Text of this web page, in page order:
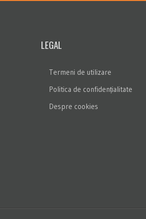
LEGAL
Termeni de utilizare
Politica de confidențialitate
Despre cookies